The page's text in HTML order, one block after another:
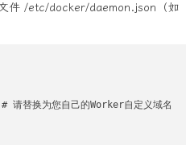
件 /etc/docker/daemon.json（如
替换为您自己的Worker自定义域名